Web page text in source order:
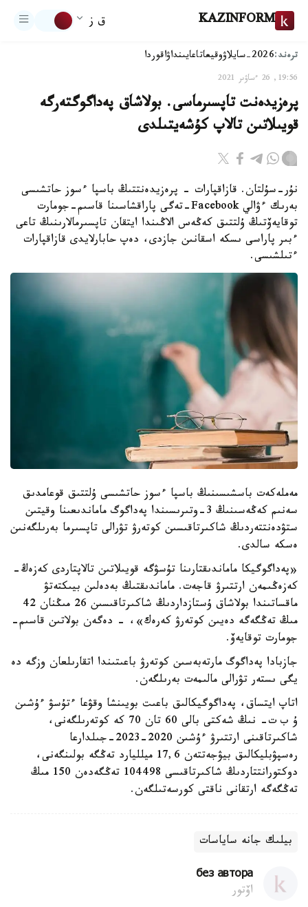
KAZINFORM ق ز
ترەند:2026-سايلاۋ وقيعاتاعايىنداۋاقوردا
19:56, 26 ءساۋىر 2021
پرەزيدەنت تاپسىرماسى. بولاشاق پەداگوگتەرگە
قويىلاتىن تالاپ كۇشەيتىلدى
نۇر-سۇلتان. قازاقپارات - پرەزيدەنتتىڭ باسپا ءسوز حاتشىسى
بەرىك ءۋالي Facebook-تەگى پاراقشاسىنا قاسىم-جومارت
توقايەۆتىڭ ۇلتتىق كەڭەس الاڭىندا ايتقان تاپسىرمالارىنىڭ تاعى
ءبىر پاراسى ىسكە اسقانىن جازدى، دەپ حابارلايدى قازاقپارات
ءتىلشىسى.
مەملەكەت باسشىسىنىڭ باسپا ءسوز حاتشىسى ۇلتتىق قوعامدىق
سەنىم كەڭەسىنىڭ 3-وتىرىسىندا پەداگوگ ماماندىعىنا وقيتىن
ستۋدەنتتەردىڭ شاكىرتاقىسىن كوتەرۋ تۋرالى تاپسىرما بەرىلگەنىن
ەسكە سالدى.
«پەداگوگيكا ماماندىقتارىنا تۇسۋگە قويىلاتىن تالاپتاردى كەزەڭ-
كەزەڭىمەن ارتتىرۋ قاجەت. ماماندىقتىڭ بەدەلىن بيىكتەتۋ
ماقساتىندا بولاشاق ۇستازداردىڭ شاكىرتاقىسىن 26 مىڭنان 42
مىڭ تەڭگەگە دەيىن كوتەرۋ كەرەك»، - دەگەن بولاتىن قاسىم-
جومارت توقايەۆ.
جازبادا پەداگوگ مارتەبەسىن كوتەرۋ باعىتىندا اتقارىلعان وزگە دە
يگى ىستەر تۋرالى مالىمەت بەرىلگەن.
اتاپ ايتساق، پەداگوگيكالىق باعىت بويىنشا وقۋعا ءتۇسۋ ءۇشىن
ۇ ب ت- نىڭ شەكتى بالى 60 تان 70 كە كوتەرىلگەنى،
شاكىرتاقىنى ارتتىرۋ ءۇشىن 2020-2023-جىلدارعا
رەسپۋبليكالىق بيۋجەتتەن 17,6 ميلليارد تەڭگە بولىنگەنى،
دوكتورانتتاردىڭ شاكىرتاقىسى 104498 تەڭگەدەن 150 مىڭ
تەڭگەگە ارتقانى ناقتى كورسەتىلگەن.
بيلىك جانە ساياسات
без автора
اۆتور